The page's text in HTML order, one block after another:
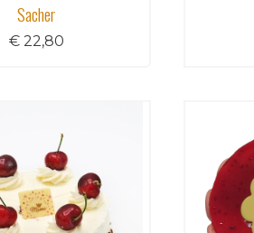
Sacher
€ 22,80